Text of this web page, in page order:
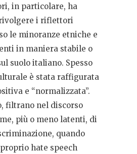
in particolare, ha
i riflettori
le minoranze etniche e
in maniera stabile o
suolo italiano. Spesso
è stata raffigurata
e “normalizzata”.
filtrano nel discorso
più o meno latenti, di
quando
hate speech